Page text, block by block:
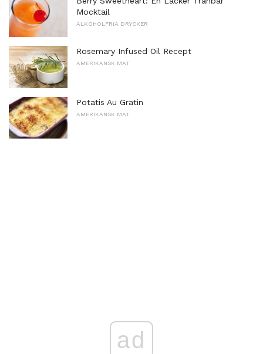
Mocktail
ALKOHOLFRIA DRYCKER
Rosemary Infused Oil Recept
AMERIKANSK MAT
Potatis Au Gratin
AMERIKANSK MAT
ad